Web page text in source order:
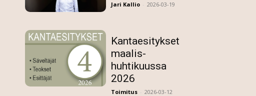
Jari Kallio - 2026-03-19
Kantaesitykset
maalis-
huhtikuussa
2026
Toimitus - 2026-03-12